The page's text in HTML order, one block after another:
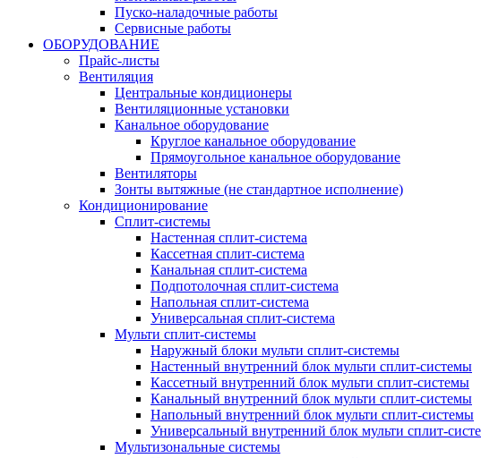
Пуско-наладочные работы
Сервисные работы
ОБОРУДОВАНИЕ
Прайс-листы
Вентиляция
Центральные кондиционеры
Вентиляционные установки
Канальное оборудование
Круглое канальное оборудование
Прямоугольное канальное оборудование
Вентиляторы
Зонты вытяжные (не стандартное исполнение)
Кондиционирование
Сплит-системы
Настенная сплит-система
Кассетная сплит-система
Канальная сплит-система
Подпотолочная сплит-система
Напольная сплит-система
Универсальная сплит-система
Мульти сплит-системы
Наружный блоки мульти сплит-системы
Настенный внутренний блок мульти сплит-системы
Кассетный внутренний блок мульти сплит-системы
Канальный внутренний блок мульти сплит-системы
Напольный внутренний блок мульти сплит-системы
Универсальный внутренний блок мульти сплит-
Мультизональные системы